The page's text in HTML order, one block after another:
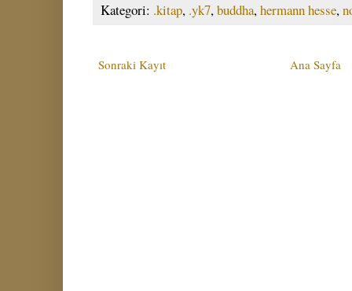
Kategori: .kitap, .yk7,buddha,hermann hesse,
Sonraki Kayıt Ana Sayfa